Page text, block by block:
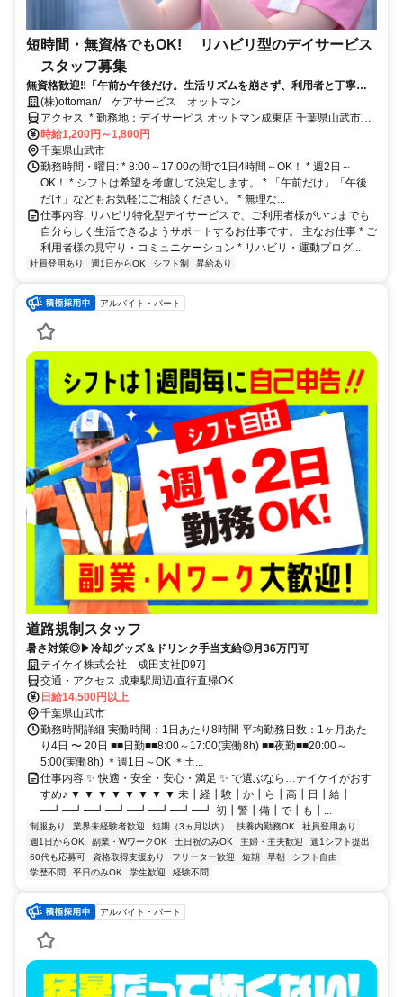
短時間・無資格でもOK! リハビリ型のデイサービス
スタッフ募集
無資格歓迎‼「午前か午後だけ。生活リズムを崩さず、利用者と丁寧に
向き合えるデイサービス。」
(株)ottoman/ ケアサービス オットマン
アクセス: * 勤務地：デイサービス オットマン成東店 千葉県山武市成
東165-2 JR総武本線「成東駅」より車で約5分 * 車・バイク・自転車
通勤OK * 無料駐車場完備マイカー通勤が便利な職場です！ 山武市・
東金市・九十九里町・横芝光町・八街市・大網白里市など近隣エリア
から通勤しているスタッフも活躍しています。
時給1,200円～1,800円
千葉県山武市
勤務時間・曜日: * 8:00～17:00の間で1日4時間～OK！ * 週2日～
OK！ * シフトは希望を考慮して決定します。 * 「午前だけ」「午後
だけ」などもお気軽にご相談ください。 * 無理な...
仕事内容: リハビリ特化型デイサービスで、ご利用者様がいつまでも
自分らしく生活できるようサポートするお仕事です。 主なお仕事 * ご
利用者様の見守り・コミュニケーション * リハビリ・運動プログ...
社員登用あり 週1日からOK シフト制 昇給あり
アルバイト・パート
道路規制スタッフ
暑さ対策◎▶冷却グッズ＆ドリンク手当支給◎月36万円可
テイケイ株式会社 成田支社[097]
交通・アクセス 成東駅周辺/直行直帰OK
日給14,500円以上
千葉県山武市
勤務時間詳細 実働時間：1日あたり8時間 平均勤務日数：1ヶ月あた
り4日 〜 20日 ■■日勤■■8:00～17:00(実働8h) ■■夜勤■■20:00～
5:00(実働8h) ＊週1日～OK ＊土...
仕事内容 ✨ 快適・安全・安心・満足 ✨ で選ぶなら…テイケイがおす
すめ♪ ▼ ▼ ▼ ▼ ▼ ▼ ▼ ▼ 未┃経┃験┃か┃ら┃高┃日┃給┃
━┛━┛━┛━┛━┛━┛━┛━┛ 初┃警┃備┃で┃も┃...
制服あり 業界未経験者歓迎 短期（3ヵ月以内） 扶養内勤務OK
社員登用あり
週1日からOK
副業・WワークOK 土日祝のみOK 主婦・主夫歓迎
週1シフト提出
60代も応募可
資格取得支援あり フリーター歓迎 短期 早朝
シフト自由
学歴不問
平日のみOK 学生歓迎 経験不問
アルバイト・パート